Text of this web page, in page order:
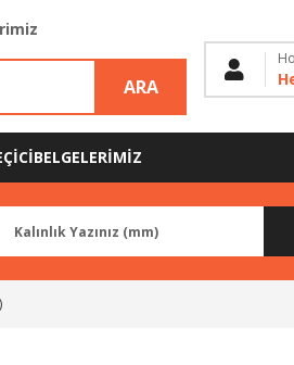
ARA
BELGELERİMİZ